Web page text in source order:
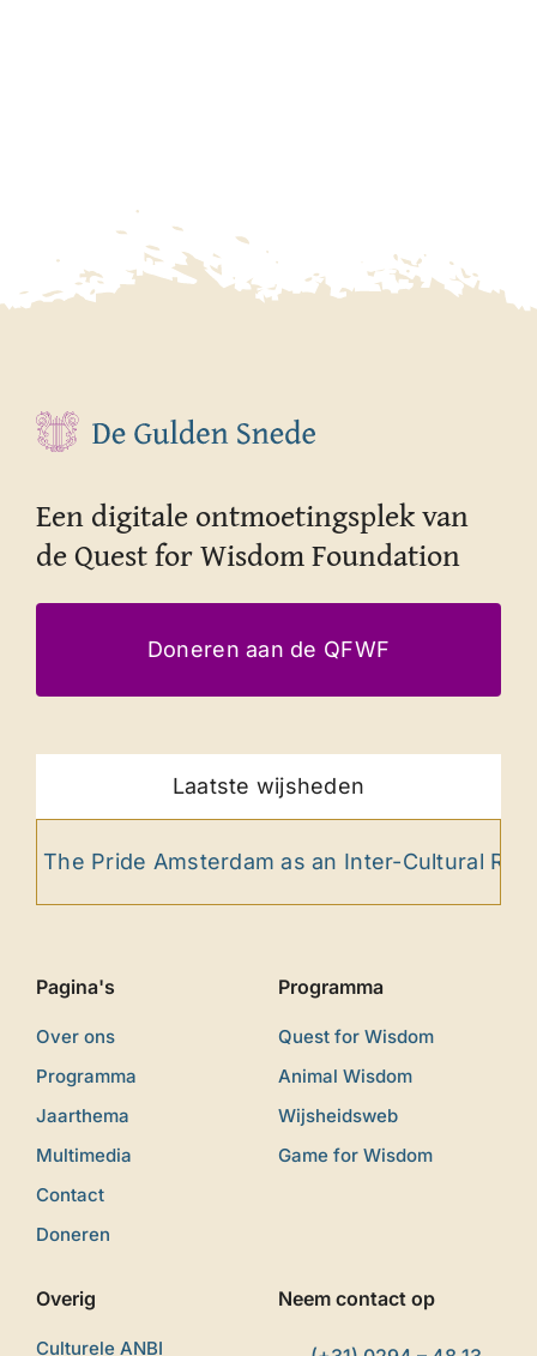
Een digitale ontmoetingsplek van
de Quest for Wisdom Foundation
Doneren aan de QFWF
Laatste wijsheden
Amsterdam as an Inter-Cultural Ritual
Pagina's
Over ons
Programma
Jaarthema
Multimedia
Contact
Doneren
Programma
Quest for Wisdom
Animal Wisdom
Wijsheidsweb
Game for Wisdom
Overig
Culturele ANBI
Neem contact op